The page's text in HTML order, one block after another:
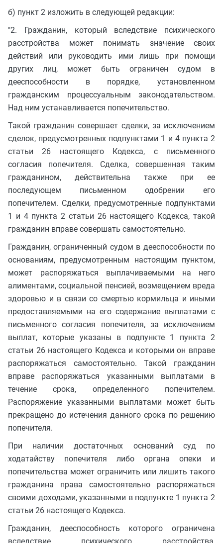
б) пункт 2 изложить в следующей редакции:
"2. Гражданин, который вследствие психического
расстройства может понимать значение своих
действий или руководить ими лишь при помощи
других лиц, может быть ограничен судом в
дееспособности в порядке, установленном
гражданским процессуальным законодательством.
Над ним устанавливается попечительство.
Такой гражданин совершает сделки, за исключением
сделок, предусмотренных подпунктами 1 и 4 пункта 2
статьи 26 настоящего Кодекса, с письменного
согласия попечителя. Сделка, совершенная таким
гражданином, действительна также при ее
последующем письменном одобрении его
попечителем. Сделки, предусмотренные подпунктами
1 и 4 пункта 2 статьи 26 настоящего Кодекса, такой
гражданин вправе совершать самостоятельно.
Гражданин, ограниченный судом в дееспособности по
основаниям, предусмотренным настоящим пунктом,
может распоряжаться выплачиваемыми на него
алиментами, социальной пенсией, возмещением вреда
здоровью и в связи со смертью кормильца и иными
предоставляемыми на его содержание выплатами с
письменного согласия попечителя, за исключением
выплат, которые указаны в подпункте 1 пункта 2
статьи 26 настоящего Кодекса и которыми он вправе
распоряжаться самостоятельно. Такой гражданин
вправе распоряжаться указанными выплатами в
течение срока, определенного попечителем.
Распоряжение указанными выплатами может быть
прекращено до истечения данного срока по решению
попечителя.
При наличии достаточных оснований суд по
ходатайству попечителя либо органа опеки и
попечительства может ограничить или лишить такого
гражданина права самостоятельно распоряжаться
своими доходами, указанными в подпункте 1 пункта 2
статьи 26 настоящего Кодекса.
Гражданин, дееспособность которого ограничена